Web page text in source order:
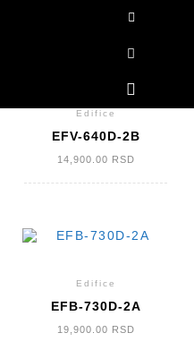
Main
Edifice
EFV-640D-2B
14,900.00 RSD
Edifice
EFB-730D-2A
19,900.00 RSD